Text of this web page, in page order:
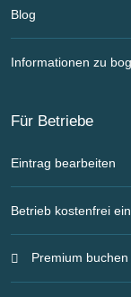
Blog
Informationen zu
Für Betriebe
Eintrag bearbeiten
Betrieb kostenfrei
Premium buchen